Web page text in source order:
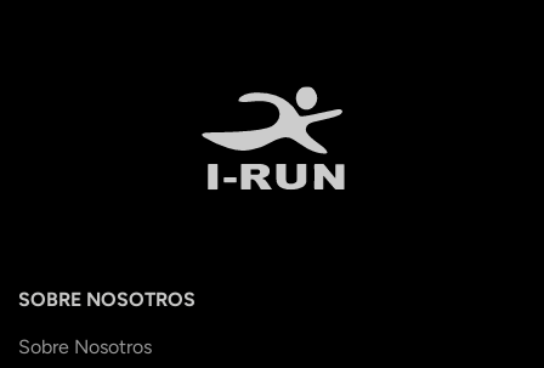
SOBRE NOSOTROS
Sobre Nosotros